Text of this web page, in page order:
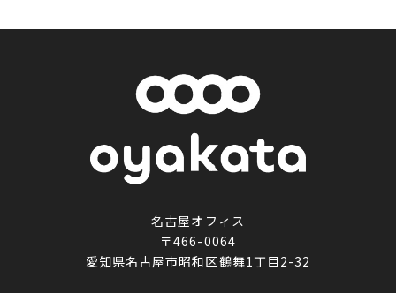
名古屋オフィス
〒466-0064
愛知県名古屋市昭和区鶴舞1丁目2-32